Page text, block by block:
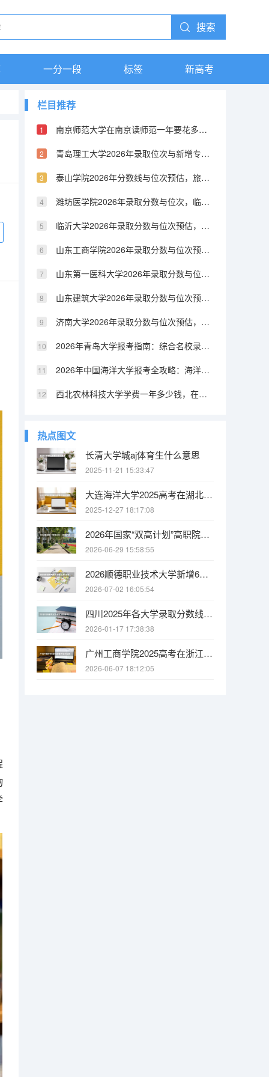
搜索
一分一段 标签 新高考
栏目推荐
南京师范大学在南京读师范一年要花多少钱，学费比教育部直属师范高还是低
青岛理工大学2026年录取位次与新增专业解读，量子信息科学等新工科方向
泰山学院2026年分数线与位次预估，旅游管理及师范类特色专业
潍坊医学院2026年录取分数与位次，临床医学及公共卫生特色优势
临沂大学2026年录取分数与位次预估，师范优势及红色基因传承
山东工商学院2026年录取分数与位次预估，财经特色及热门专业
山东第一医科大学2026年录取分数与位次预估，临床医学优势及创新班
山东建筑大学2026年录取分数与位次预估，建筑特色及新上专业
济南大学2026年录取分数与位次预估，公费师范生及热门专业就业
2026年青岛大学报考指南：综合名校录取分数、热门专业与就业前景
2026年中国海洋大学报考全攻略：海洋特色名校录取分数与就业前景
西北农林科技大学学费一年多少钱，在杨凌这个小地方读985划算不划算
热点图文
长清大学城aj体育生什么意思
2025-11-21 15:33:47
大连海洋大学2025高考在湖北投档分数线
2025-12-27 18:17:08
2026年国家“双高计划”高职院校名单公布：167所院校入选
2026-06-29 15:58:55
2026顺德职业技术大学新增6个本科专业，95000名以内可大胆报考
2026-07-02 16:05:54
四川2025年各大学录取分数线 四川的大学排名及录取分数线一览表
2026-01-17 17:38:38
广州工商学院2025高考在浙江投档分数线
2026-06-07 18:12:05